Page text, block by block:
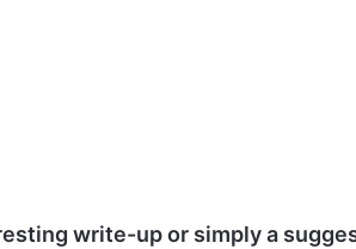
write-up or simply a